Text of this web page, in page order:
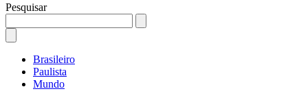
Pesquisar
Brasileiro
Paulista
Mundo